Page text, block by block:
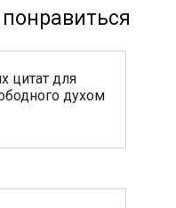
цитат для
духом